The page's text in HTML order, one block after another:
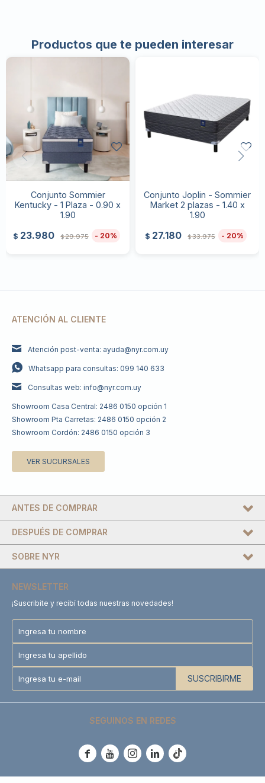
Productos que te pueden interesar
Conjunto Sommier
Kentucky - 1 Plaza - 0.90 x
1.90
$ 23.980 $29.975 20
Conjunto Joplin - Sommier
Market 2 plazas - 1.40 x
1.90
$ 27.180 $33.975 20
ATENCIÓN AL CLIENTE
Atención post-venta: ayuda@nyr.com.uy
Whatsapp para consultas: 099 140 633
Consultas web: info@nyr.com.uy
Showroom Casa Central: 2486 0150 opción 1
Showroom Pta Carretas: 2486 0150 opción 2
Showroom Cordón: 2486 0150 opción 3
VER SUCURSALES
DESPUÉS DE COMPRAR
SOBRE NYR
ANTES DE COMPRAR
NEWSLETTER
¡Suscribite y recibí todas nuestras novedades!
SUSCRIBIRME
SEGUINOS EN REDES
    